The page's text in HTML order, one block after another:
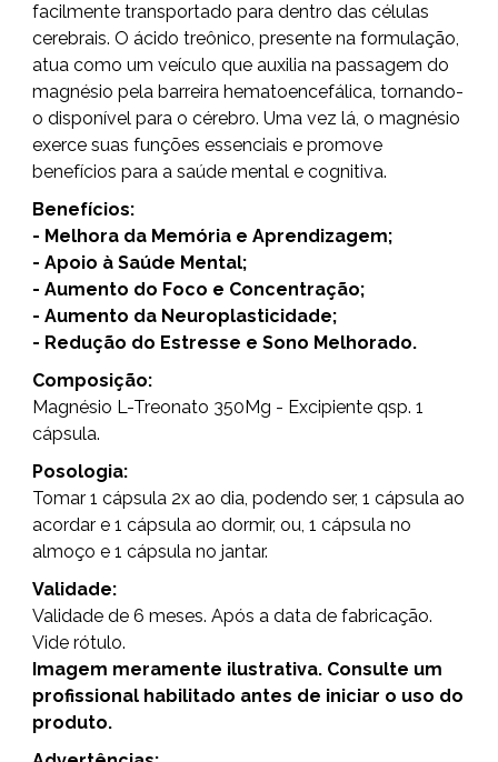
facilmente transportado para dentro das células
cerebrais. O ácido treônico, presente na formulação,
atua como um veículo que auxilia na passagem do
magnésio pela barreira hematoencefálica, tornando-
o disponível para o cérebro. Uma vez lá, o magnésio
exerce suas funções essenciais e promove
benefícios para a saúde mental e cognitiva.
Benefícios:
- Melhora da Memória e Aprendizagem;
- Apoio à Saúde Mental;
- Aumento do Foco e Concentração;
- Aumento da Neuroplasticidade;
- Redução do Estresse e Sono Melhorado.
Composição:
Magnésio L-Treonato 350Mg - Excipiente qsp. 1
cápsula.
Posologia:
Tomar 1 cápsula 2x ao dia, podendo ser, 1 cápsula ao
acordar e 1 cápsula ao dormir, ou, 1 cápsula no
almoço e 1 cápsula no jantar.
Validade:
Validade de 6 meses. Após a data de fabricação.
Vide rótulo.
Imagem meramente ilustrativa. Consulte um
profissional habilitado antes de iniciar o uso do
produto.